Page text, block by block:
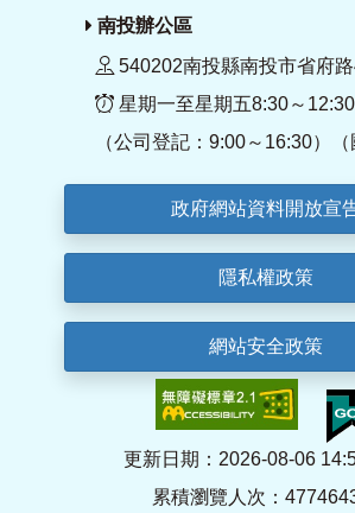
南投辦公區
540202南投縣南投市省府
星期一至星期五8:30～
（公司登記：9:00～16:30）（
政府網站資料開放宣
隱私權政策
網站安全政策
更新日期：2026-08-06
累積瀏覽人次：